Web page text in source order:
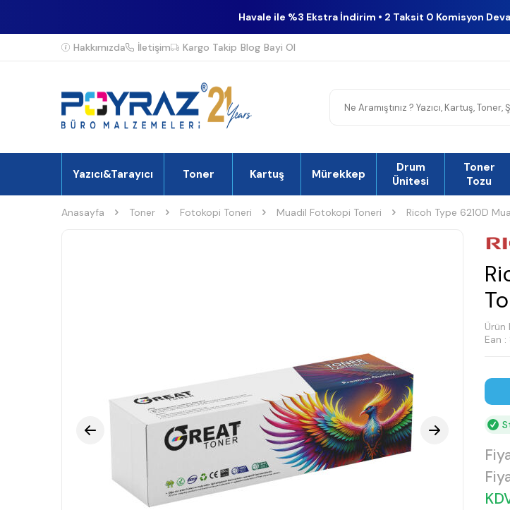
Havale ile %3 Ekstra İndirim • 2 Taksit 0 Komisyon
Hakkımızda İletişim Kargo Takip Blog Bayi Ol
Yazıcı&Tarayıcı Toner Kartuş Mürekkep
Drum
Ünitesi
Toner
Tozu
Anasayfa Toner Fotokopi Toneri Muadil Fotokopi Toneri Ricoh Type 6210D
Ürün
Ean